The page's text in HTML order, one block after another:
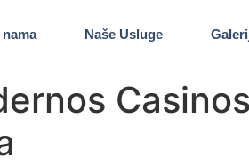
nama Naše Usluge